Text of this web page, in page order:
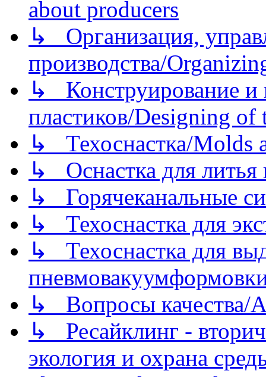
about producers
↳ Организация,
производства/
↳ Конструирование и
пластиков/Designing of
↳ Техоснастка/Molds
↳ Оснастка для литья
↳ Горячеканальные
↳ Техоснастка для
↳ Техоснастка для
↳ Вопросы качества/
↳ Ресайклинг -
экология и охрана